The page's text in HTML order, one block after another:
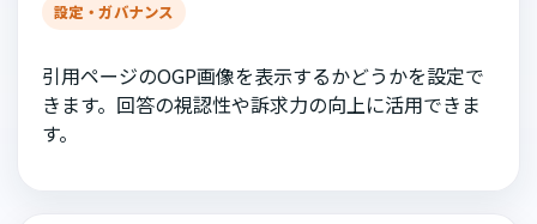
設定・ガバナンス
引用ページのOGP画像を表示するかどうかを設定で
きます。回答の視認性や訴求力の向上に活用できま
す。